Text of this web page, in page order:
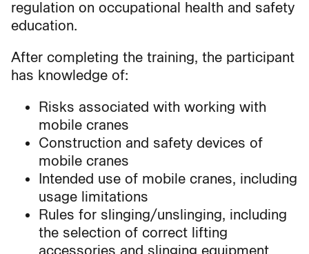
regulation on occupational health and safety
education.
After completing the training, the participant
has knowledge of:
Risks associated with working with
mobile cranes
Construction and safety devices of
mobile cranes
Intended use of mobile cranes, including
usage limitations
Rules for slinging/unslinging, including
the selection of correct lifting
accessories and slinging equipment